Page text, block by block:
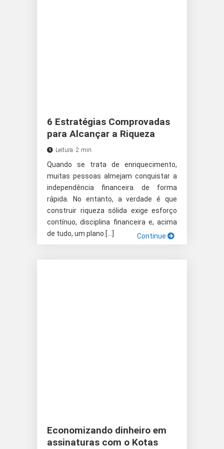
6 Estratégias Comprovadas
para Alcançar a Riqueza
Leitura: 2 min
Quando se trata de enriquecimento,
muitas pessoas almejam conquistar a
independência financeira de forma
rápida. No entanto, a verdade é que
construir riqueza sólida exige esforço
contínuo, disciplina financeira e, acima
de tudo, um plano […]
Continue
Economizando dinheiro em
assinaturas com o Kotas